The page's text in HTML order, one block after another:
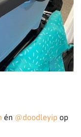
én @doodleyip op